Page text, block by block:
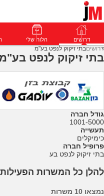
דרושים פרופילים דרושים הלוח שלי
דרושיםבתי זיקוק לנפט בע"מ
בתי זיקוק לנפט
גודל חברה
1001-5000
תעשייה
כימיקלים
פרופיל חברה
בתי זיקוק לנפט בע
להלן כל המשרות
נמצאו 10 משרות